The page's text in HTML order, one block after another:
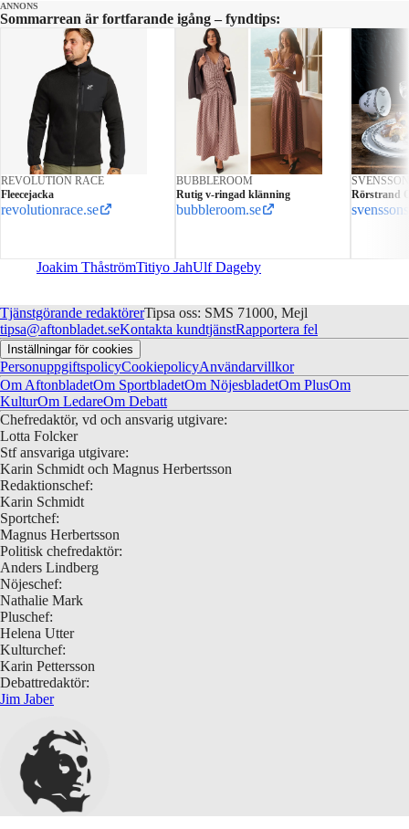
ANNONS
Sommarrean är fortfarande igång – fyndtips:
REVOLUTION RACE
Fleecejacka
revolutionrace.se
BUBBLEROOM
Rutig v-ringad klänning
bubbleroom.se
Rörstrand
Joakim ThåströmTitiyo JahUlf Dageby
Tjänstgörande redaktörerTipsa oss: SMS 71000, Mejl
tipsa@aftonbladet.seKontakta kundtjänstRapportera fel
Inställningar för cookies
PersonuppgiftspolicyCookiepolicyAnvändarvillkor
Om AftonbladetOm SportbladetOm NöjesbladetOm PlusOm
KulturOm LedareOm Debatt
Chefredaktör, vd och ansvarig utgivare:
Lotta Folcker
Stf ansvariga utgivare:
Karin Schmidt och Magnus Herbertsson
Redaktionschef:
Karin Schmidt
Sportchef:
Magnus Herbertsson
Politisk chefredaktör:
Anders Lindberg
Nöjeschef:
Nathalie Mark
Pluschef:
Helena Utter
Kulturchef:
Karin Pettersson
Debattredaktör:
Jim Jaber